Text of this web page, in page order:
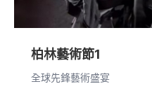
柏林藝術節1
全球先鋒藝術盛宴